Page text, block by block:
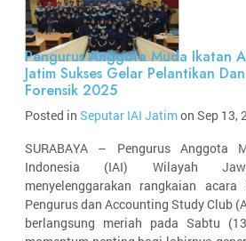
Pengurus Anggota Muda Ikatan
Jatim Sukses Gelar Pelantikan
Forensik 2025
Posted in Seputar IAI Jatimon Sep 13,
SURABAYA – Pengurus Anggota
Indonesia (IAI) Wilayah
menyelenggarakan rangkaian acara
Pengurus dan Accounting Study Club
berlangsung meriah pada Sabtu